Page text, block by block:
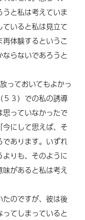
と私は考えていま
いると私は見立て
体験するというこ
らないであろうと
っておいてもよかっ
３）での私の誘導
っていなかったで
にして思えば、そ
あります。いずれ
りも、そのように
があると私は考え
のですが、彼は後
てしまっていると